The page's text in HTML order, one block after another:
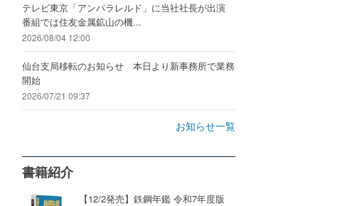
テレビ東京「アンパラレルド」に当社社長が出演
番組では住友金属鉱山の機...
2026/08/04 12:00
仙台支局移転のお知らせ 本日より新事務所で業務
開始
2026/07/21 09:37
お知らせ一覧
書籍紹介
【12/2発売】鉄鋼年鑑 令和7年度版